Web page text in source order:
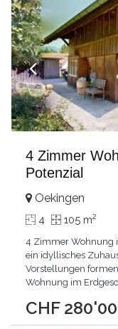
4 Zimmer
Potenzial
CHF
Oekingen
4 105 m2
4 Zimmer Wohnung
ein idyllisches
Vorstellungen
Wohnung im
Ihnen zum Leben
Ihr neues Zuhause